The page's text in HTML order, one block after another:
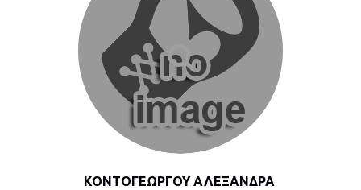
ΚΟΝΤΟΓΕΩΡΓΟΥ ΑΛΕΞΑΝΔΡΑ